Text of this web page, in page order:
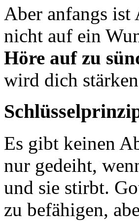
Aber anfangs ist
nicht auf ein
Höre auf zu
wird dich
Es gibt keinen
nur gedeiht,
und sie stirbt.
zu befähigen,